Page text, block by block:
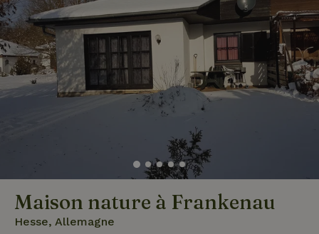
Maison nature à Frankenau
Hesse, Allemagne